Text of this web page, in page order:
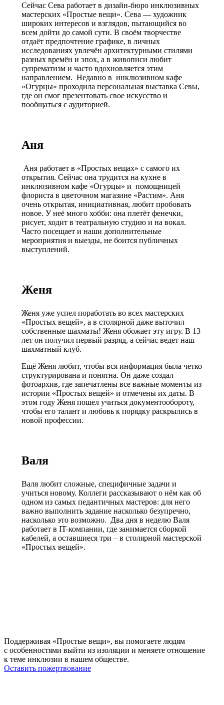
Сейчас Сева работает в дизайн-бюро инклюзивных
мастерских «Простые вещи». Сева — художник
широких интересов и взглядов, пытающийся во
всем дойти до самой сути. В своём творчестве
отдаёт предпочтение графике, в личных
исследованиях увлечён архитектурными стилями
разных времён и эпох, а в живописи любит
супрематизм и часто вдохновляется этим
направлением. Недавно в инклюзивном кафе
«Огурцы» проходила персональная выставка Севы,
где он смог презентовать свое искусство и
пообщаться с аудиторией.
Аня
Аня работает в «Простых вещах» с самого их
открытия. Сейчас она трудится на кухне в
инклюзивном кафе «Огурцы» и помощницей
флориста в цветочном магазине «Растим». Аня
очень открытая, инициативная, любит пробовать
новое. У неё много хобби: она плетёт фенечки,
рисует, ходит в театральную студию и на вокал.
Часто посещает и наши дополнительные
мероприятия и выезды, не боится публичных
выступлений.
Женя
Женя уже успел поработать во всех мастерских
«Простых вещей», а в столярной даже выточил
собственные шахматы! Женя обожает эту игру. В 13
лет он получил первый разряд, а сейчас ведет наш
шахматный клуб.
Ещё Женя любит, чтобы вся информация была четко
структурирована и понятна. Он даже создал
фотоархив, где запечатлены все важные моменты из
истории «Простых вещей» и отмечены их даты. В
этом году Женя пошел учиться документообороту,
чтобы его талант и любовь к порядку раскрылись в
новой профессии.
Валя
Валя любит сложные, специфичные задачи и
учиться новому. Коллеги рассказывают о нём как об
одном из самых педантичных мастеров: для него
важно выполнить задание насколько безупречно,
насколько это возможно. Два дня в неделю Валя
работает в IT-компании, где занимается сборкой
кабелей, а оставшиеся три – в столярной мастерской
«Простых вещей».
Поддерживая «Простые вещи», вы помогаете людям
с особенностями выйти из изоляции и меняете отношение
к теме инклюзии в нашем обществе.
Оставить пожертвование